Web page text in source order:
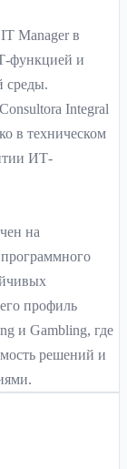
Manager в
функцией и
среды.
Integral
в техническом
ИТ-
на
профиль
и Gambling, где
решений и